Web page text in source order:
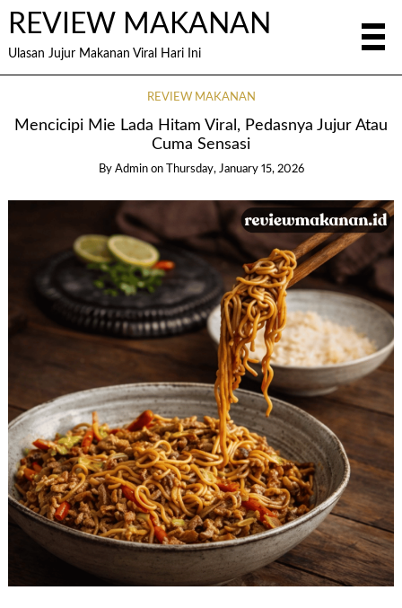
REVIEW MAKANAN
Ulasan Jujur Makanan Viral Hari Ini
REVIEW MAKANAN
Mencicipi Mie Lada Hitam Viral, Pedasnya Jujur Atau
Cuma Sensasi
By Admin on Thursday, January 15, 2026